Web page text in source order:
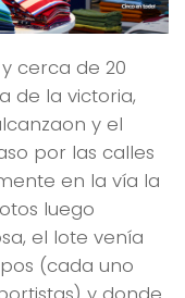
cerca de 20
de la victoria,
y el
por las calles
en la vía la
luego
el lote venía
(cada uno